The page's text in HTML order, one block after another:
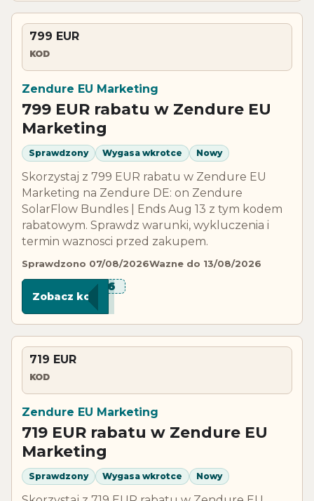
799 EUR
KOD
Zendure EU Marketing
799 EUR rabatu w Zendure EU
Marketing
Sprawdzony Wygasa wkrotce Nowy
Skorzystaj z 799 EUR rabatu w Zendure EU
Marketing na Zendure DE: on Zendure
SolarFlow Bundles | Ends Aug 13 z tym kodem
rabatowym. Sprawdz warunki, wykluczenia i
termin waznosci przed zakupem.
Sprawdzono 07/08/2026Wazne do 13/08/2026
***C16
Zobacz kod
719 EUR
KOD
Zendure EU Marketing
719 EUR rabatu w Zendure EU
Marketing
Sprawdzony Wygasa wkrotce Nowy